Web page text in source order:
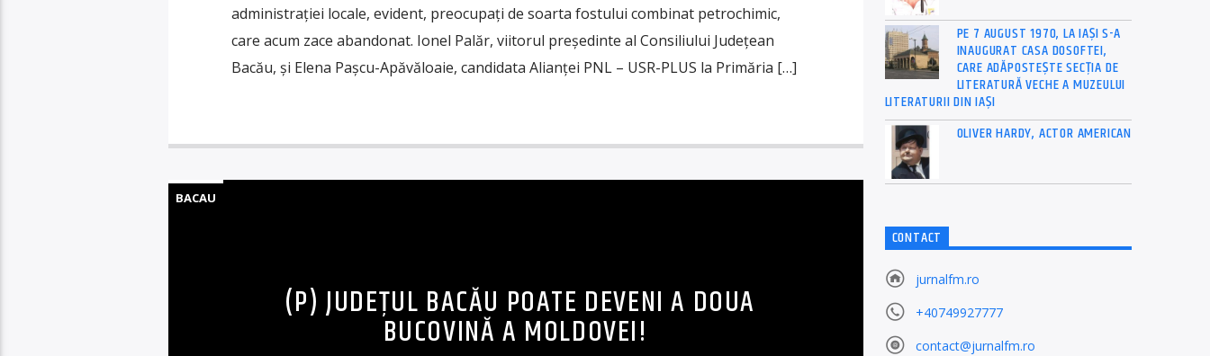
administrației locale, evident, preocupați de soarta fostului combinat petrochimic,
care acum zace abandonat. Ionel Palăr, viitorul președinte al Consiliului Județean
Bacău, și Elena Pașcu-Apăvăloaie, candidata Alianței PNL – USR-PLUS la Primăria […]
BACAU
(P) JUDEȚUL BACĂU POATE DEVENI A DOUA
BUCOVINĂ A MOLDOVEI!
PE 7 AUGUST 1970, LA IAŞI S-A
INAUGURAT CASA DOSOFTEI,
CARE ADĂPOSTEŞTE SECŢIA DE
LITERATURĂ VECHE A MUZEULUI
LITERATURII DIN IAŞI
OLIVER HARDY, ACTOR AMERICAN
CONTACT
jurnalfm.ro
+40749927777
contact@jurnalfm.ro